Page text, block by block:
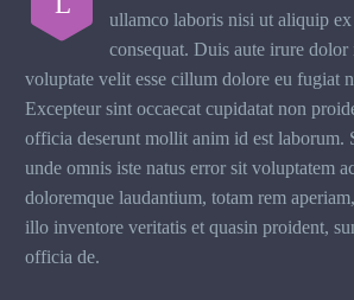
ullamco laboris nisi ut aliquip
consequat. Duis aute irure
voluptate velit esse cillum dolore eu fugiat
Excepteur sint occaecat cupidatat non
officia deserunt mollit anim id est laborum.
unde omnis iste natus error sit voluptatem
doloremque laudantium, totam rem
illo inventore veritatis et quasin proident,
officia de.